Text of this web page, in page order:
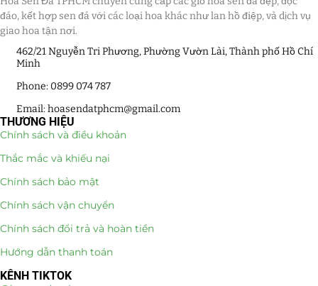
đáo, kết hợp sen đá với các loại hoa khác như lan hồ điệp, và dịch vụ
giao hoa tận nơi.
462/21 Nguyễn Tri Phương, Phường Vườn Lài, Thành phố Hồ Chí
Minh
Phone: 0899 074 787
Email: hoasendatphcm@gmail.com
THƯƠNG HIỆU
Chính sách và điều khoản
Thắc mắc và khiếu nại
Chính sách bảo mật
Chính sách vận chuyển
Chính sách đổi trả và hoàn tiền
Hướng dẫn thanh toán
KÊNH TIKTOK